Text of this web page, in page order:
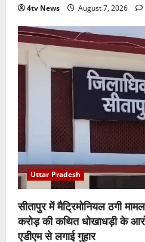
4tv News August 7, 2026
Uttar Pradesh
सीतापुर में मैट्रिमोनियल ठगी
करोड़ की कथित धोखाधड़ी के
एडीएम से लगाई गुहार